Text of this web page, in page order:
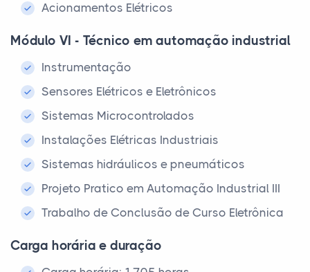
Acionamentos Elétricos
Módulo VI - Técnico em automação industrial
Instrumentação
Sensores Elétricos e Eletrônicos
Sistemas Microcontrolados
Instalações Elétricas Industriais
Sistemas hidráulicos e pneumáticos
Projeto Pratico em Automação Industrial III
Trabalho de Conclusão de Curso Eletrônica
Carga horária e duração